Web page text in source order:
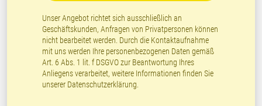
Unser Angebot richtet sich ausschließlich an
Geschäftskunden, Anfragen von Privatpersonen können
nicht bearbeitet werden. Durch die Kontaktaufnahme
mit uns werden Ihre personenbezogenen Daten gemäß
Art. 6 Abs. 1 lit. f DSGVO zur Beantwortung Ihres
Anliegens verarbeitet, weitere Informationen finden Sie
unserer Datenschutzerklärung